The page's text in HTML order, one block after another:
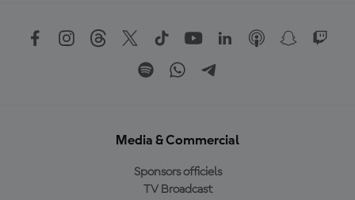
Media & Commercial
Sponsors officiels
TV Broadcast